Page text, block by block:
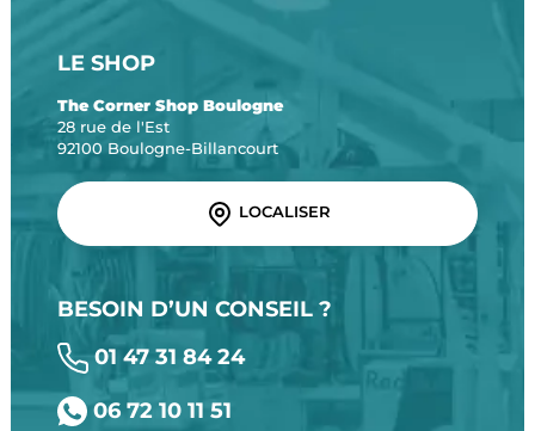
LE SHOP
The Corner Shop Boulogne
28 rue de l'Est
92100 Boulogne-Billancourt
LOCALISER
BESOIN D’UN CONSEIL ?
01 47 31 84 24
06 72 10 11 51